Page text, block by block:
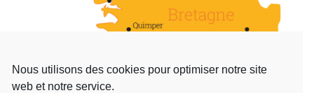
Nous utilisons des cookies pour optimiser notre site
web et notre service.